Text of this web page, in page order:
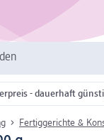
- dauerhaft
Fertiggerichte &